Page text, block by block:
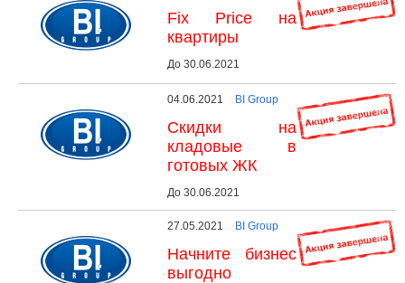
Fix Price на
квартиры
До 30.06.2021
04.06.2021 BI Group
Скидки на
кладовые в
готовых ЖК
До 30.06.2021
27.05.2021 BI Group
Начните бизнес
выгодно